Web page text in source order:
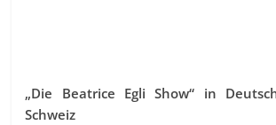
„Die Beatrice Egli Show“ in
Schweiz